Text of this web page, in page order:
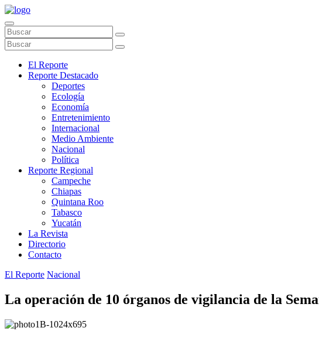
El Reporte
Reporte Destacado
Deportes
Ecología
Economía
Entretenimiento
Internacional
Medio Ambiente
Nacional
Política
Reporte Regional
Campeche
Chiapas
Quintana Roo
Tabasco
Yucatán
La Revista
Directorio
Contacto
El Reporte Nacional
La operación de 10 órganos de vigilancia de la